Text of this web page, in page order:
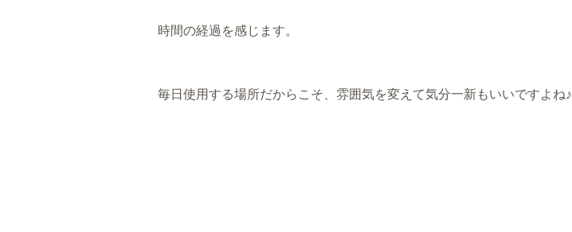
時間の経過を感じます。
毎日使用する場所だからこそ、雰囲気を変えて気分一新もいいですよね♪